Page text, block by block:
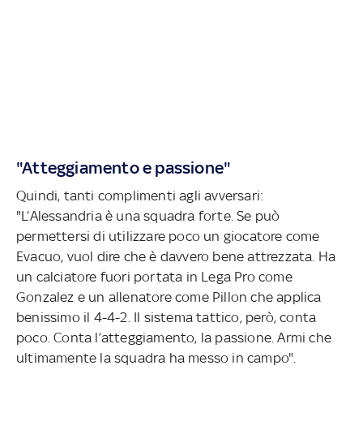
"Atteggiamento e passione"
Quindi, tanti complimenti agli avversari:
"L’Alessandria è una squadra forte. Se può
permettersi di utilizzare poco un giocatore come
Evacuo, vuol dire che è davvero bene attrezzata. Ha
un calciatore fuori portata in Lega Pro come
Gonzalez e un allenatore come Pillon che applica
benissimo il 4-4-2. Il sistema tattico, però, conta
poco. Conta l’atteggiamento, la passione. Armi che
ultimamente la squadra ha messo in campo".